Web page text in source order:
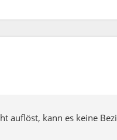
auflöst, kann es keine